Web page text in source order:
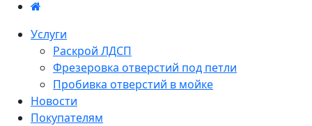
Услуги
Раскрой ЛДСП
Фрезеровка отверстий под петли
Пробивка отверстий в мойке
Новости
Покупателям